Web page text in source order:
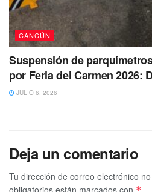
CANCÚN
Suspensión de
por Feria del Carmen 2026:
JULIO 6, 2026
Deja un comentario
Tu dirección de correo electrónico
obligatorios están marcados con *